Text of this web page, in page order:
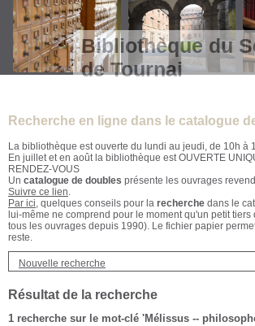
Bibliothèque du
de Tournai
Recherche en ligne dans le catalogue
La bibliothèque est ouverte du lundi au jeudi, de 10h à
En juillet et en août la bibliothèque est OUVERTE
RENDEZ-VOUS
Un catalogue de doubles présente les ouvrages
Suivre ce lien.
Par ici, quelques conseils pour la recherche dans le
lui-même ne comprend pour le moment qu'un petit
tous les ouvrages depuis 1990). Le fichier papier
reste.
Nouvelle recherche
Résultat de la recherche
1 recherche sur le mot-clé 'Mélissus --